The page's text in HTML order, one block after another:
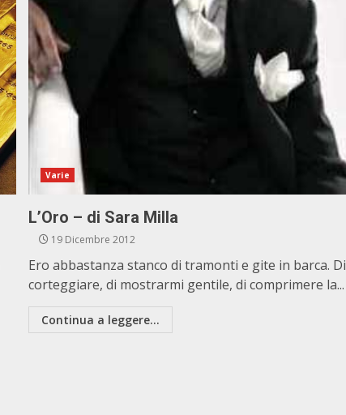
Varie
L’Oro – di Sara Milla
19 Dicembre 2012
Ero abbastanza stanco di tramonti e gite in barca. Di
corteggiare, di mostrarmi gentile, di comprimere la...
Continua a leggere...